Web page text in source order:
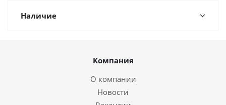
Наличие
Компания
О компании
Новости